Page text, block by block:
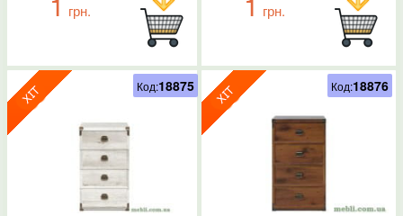
грн. грн.
Код:18875 Код:18876